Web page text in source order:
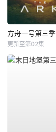
方舟一号第三季
更新至第02集